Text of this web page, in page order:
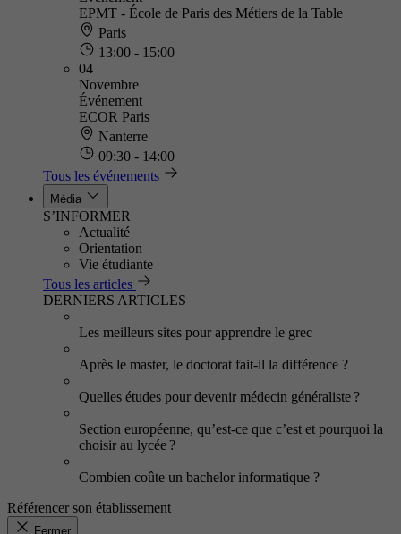
EPMT - École de Paris des Métiers de la Table
Paris
13:00 - 15:00
04
Novembre
Événement
ECOR Paris
Nanterre
09:30 - 14:00
Tous les événements
Média
S’INFORMER
Actualité
Orientation
Vie étudiante
Tous les articles
DERNIERS ARTICLES
Les meilleurs sites pour apprendre le grec
Après le master, le doctorat fait-il la différence ?
Quelles études pour devenir médecin généraliste ?
Section européenne, qu’est-ce que c’est et pourquoi la
choisir au lycée ?
Combien coûte un bachelor informatique ?
Référencer son établissement
Fermer